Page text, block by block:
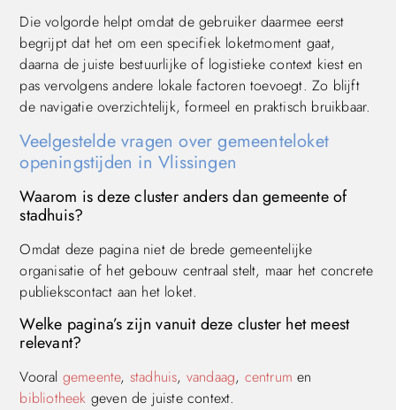
Die volgorde helpt omdat de gebruiker daarmee eerst
begrijpt dat het om een specifiek loketmoment gaat,
daarna de juiste bestuurlijke of logistieke context kiest en
pas vervolgens andere lokale factoren toevoegt. Zo blijft
de navigatie overzichtelijk, formeel en praktisch bruikbaar.
Veelgestelde vragen over gemeenteloket
openingstijden in Vlissingen
Waarom is deze cluster anders dan gemeente of
stadhuis?
Omdat deze pagina niet de brede gemeentelijke
organisatie of het gebouw centraal stelt, maar het concrete
publiekscontact aan het loket.
Welke pagina’s zijn vanuit deze cluster het meest
relevant?
Vooral gemeente, stadhuis, vandaag, centrum en
bibliotheek geven de juiste context.